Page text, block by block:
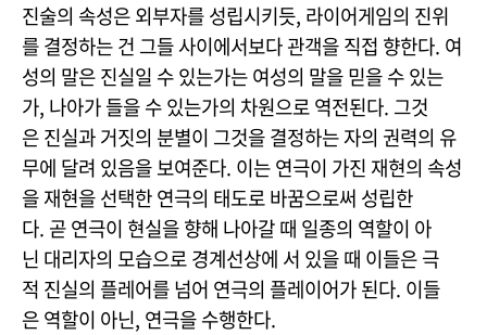
진술의 속성은 외부자를 성립시키듯, 라이어게임의 진위
를 결정하는 건 그들 사이에서보다 관객을 직접 향한다. 여
성의 말은 진실일 수 있는가는 여성의 말을 믿을 수 있는
가, 나아가 들을 수 있는가의 차원으로 역전된다. 그것
은 진실과 거짓의 분별이 그것을 결정하는 자의 권력의 유
무에 달려 있음을 보여준다. 이는 연극이 가진 재현의 속성
을 재현을 선택한 연극의 태도로 바꿈으로써 성립한
다. 곧 연극이 현실을 향해 나아갈 때 일종의 역할이 아
닌 대리자의 모습으로 경계선상에 서 있을 때 이들은 극
적 진실의 플레어를 넘어 연극의 플레이어가 된다. 이들
은 역할이 아닌, 연극을 수행한다.